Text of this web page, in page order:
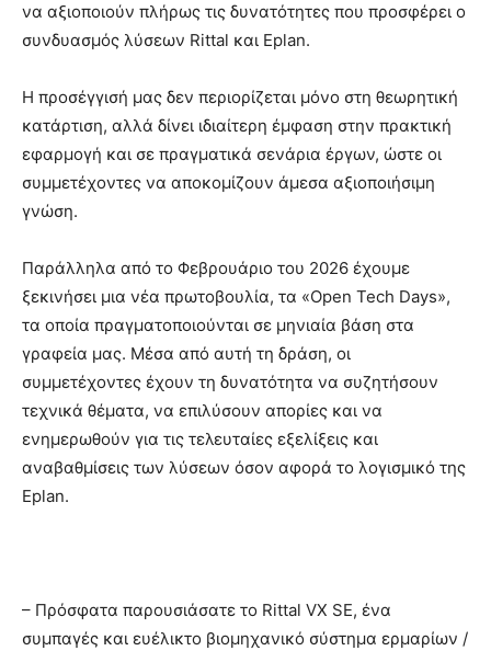
να αξιοποιούν πλήρως τις δυνατότητες που προσφέρει ο
συνδυασμός λύσεων Rittal και Eplan.
Η προσέγγισή μας δεν περιορίζεται μόνο στη θεωρητική
κατάρτιση, αλλά δίνει ιδιαίτερη έμφαση στην πρακτική
εφαρμογή και σε πραγματικά σενάρια έργων, ώστε οι
συμμετέχοντες να αποκομίζουν άμεσα αξιοποιήσιμη
γνώση.
Παράλληλα από το Φεβρουάριο του 2026 έχουμε
ξεκινήσει μια νέα πρωτοβουλία, τα «Open Tech Days»,
τα οποία πραγματοποιούνται σε μηνιαία βάση στα
γραφεία μας. Μέσα από αυτή τη δράση, οι
συμμετέχοντες έχουν τη δυνατότητα να συζητήσουν
τεχνικά θέματα, να επιλύσουν απορίες και να
ενημερωθούν για τις τελευταίες εξελίξεις και
αναβαθμίσεις των λύσεων όσον αφορά το λογισμικό της
Eplan.
– Πρόσφατα παρουσιάσατε το Rittal VX SE, ένα
συμπαγές και ευέλικτο βιομηχανικό σύστημα ερμαρίων /